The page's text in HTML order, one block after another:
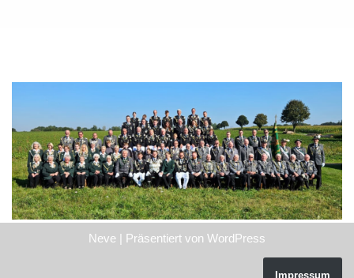
Neve | Präsentiert von WordPress
Impressum